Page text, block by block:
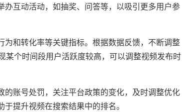
互动活动，如抽奖、问答等，以吸引更多用户参
和转化率等关键指标。根据数据反馈，不断调整
个时间段用户活跃度较高，可以调整视频发布时
账号处罚，关注平台政策的变化，及时调整优化
提升视频在搜索结果中的排名。